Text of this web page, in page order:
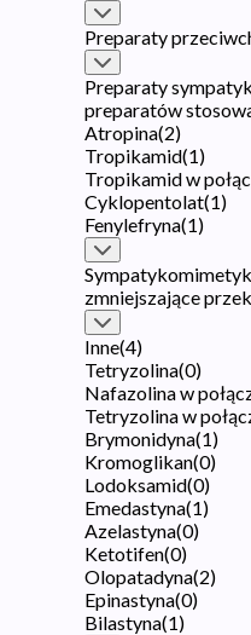
Preparaty
Preparaty
preparatów
Atropina(2)
Tropikamid(1)
Tropikamid w
Cyklopentolat(1)
Fenylefryna(1)
zmniejszające
Inne(4)
Tetryzolina(0)
Nafazolina w
Tetryzolina w
Brymonidyna(1)
Kromoglikan(0)
Lodoksamid(0)
Emedastyna(1)
Azelastyna(0)
Ketotifen(0)
Olopatadyna(2)
Epinastyna(0)
Bilastyna(1)